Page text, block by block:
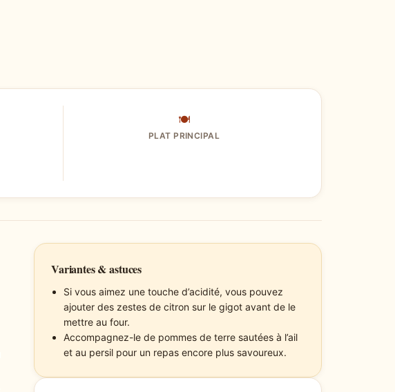
🍽
PLAT PRINCIPAL
Variantes & astuces
Si vous aimez une touche d’acidité, vous pouvez
ajouter des zestes de citron sur le gigot avant de le
mettre au four.
Accompagnez-le de pommes de terre sautées à l’ail
et au persil pour un repas encore plus savoureux.